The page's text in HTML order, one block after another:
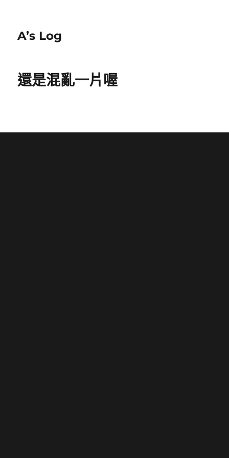
A’s Log
還是混亂一片喔